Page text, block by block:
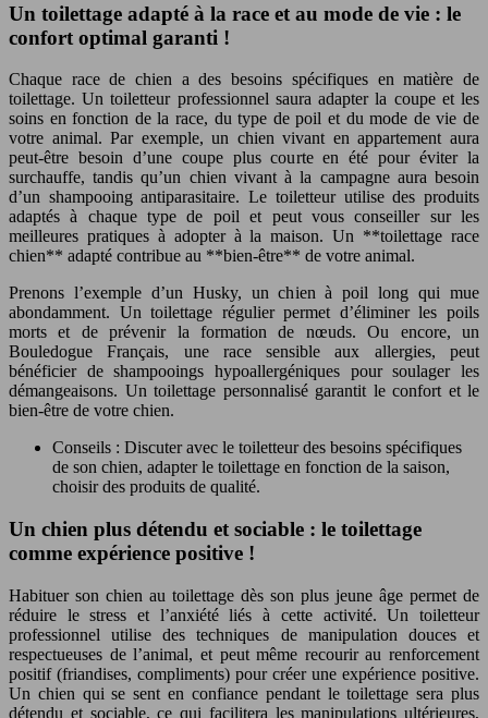
Un toilettage adapté à la race et au mode de vie : le
confort optimal garanti !
Chaque race de chien a des besoins spécifiques en matière de
toilettage. Un toiletteur professionnel saura adapter la coupe et les
soins en fonction de la race, du type de poil et du mode de vie de
votre animal. Par exemple, un chien vivant en appartement aura
peut-être besoin d’une coupe plus courte en été pour éviter la
surchauffe, tandis qu’un chien vivant à la campagne aura besoin
d’un shampooing antiparasitaire. Le toiletteur utilise des produits
adaptés à chaque type de poil et peut vous conseiller sur les
meilleures pratiques à adopter à la maison. Un **toilettage race
chien** adapté contribue au **bien-être** de votre animal.
Prenons l’exemple d’un Husky, un chien à poil long qui mue
abondamment. Un toilettage régulier permet d’éliminer les poils
morts et de prévenir la formation de nœuds. Ou encore, un
Bouledogue Français, une race sensible aux allergies, peut
bénéficier de shampooings hypoallergéniques pour soulager les
démangeaisons. Un toilettage personnalisé garantit le confort et le
bien-être de votre chien.
Conseils : Discuter avec le toiletteur des besoins spécifiques
de son chien, adapter le toilettage en fonction de la saison,
choisir des produits de qualité.
Un chien plus détendu et sociable : le toilettage
comme expérience positive !
Habituer son chien au toilettage dès son plus jeune âge permet de
réduire le stress et l’anxiété liés à cette activité. Un toiletteur
professionnel utilise des techniques de manipulation douces et
respectueuses de l’animal, et peut même recourir au renforcement
positif (friandises, compliments) pour créer une expérience positive.
Un chien qui se sent en confiance pendant le toilettage sera plus
détendu et sociable, ce qui facilitera les manipulations ultérieures,